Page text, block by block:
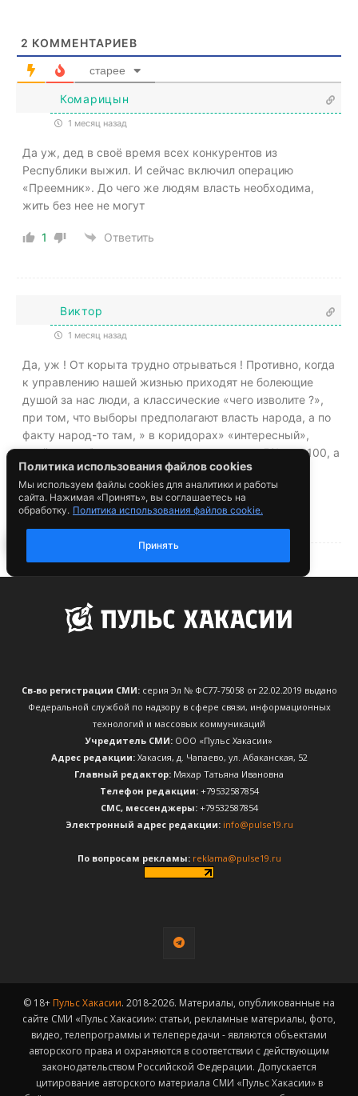
Св-во регистрации СМИ:серия Эл № ФС77-75058 от 22.02.2019 выдано
Федеральной службой по надзору в сфере связи, информационных
технологий и массовых коммуникаций
Учредитель СМИ: ООО «Пульс Хакасии»
Адрес редакции:Хакасия, д. Чапаево, ул. Абаканская, 52
Главный редактор: Мяхар Татьяна Ивановна
Телефон редакции:+79532587854
CМС, мессенджеры:+79532587854
Электронный адрес редакции: info@pulse19.ru
По вопросам рекламы: reklama@pulse19.ru
© 18+ Пульс Хакасии. 2018-2026. Материалы, опубликованные на
сайте СМИ «Пульс Хакасии»: статьи, рекламные материалы, фото,
видео, телепрограммы и телепередачи - являются объектами
авторского права и охраняются в соответствии с действующим
законодательством Российской Федерации. Допускается
цитирование авторского материала СМИ «Пульс Хакасии» в